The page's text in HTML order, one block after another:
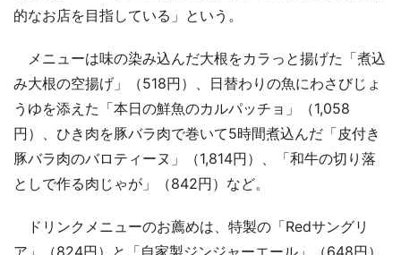
的なお店を目指している」という。
メニューは味の染み込んだ大根をカラっと揚げた「煮込
み大根の空揚げ」（518円）、日替わりの魚にわさびじょ
うゆを添えた「本日の鮮魚のカルパッチョ」（1,058
円）、ひき肉を豚バラ肉で巻いて5時間煮込んだ「皮付き
豚バラ肉のバロティーヌ」（1,814円）、「和牛の切り落
としで作る肉じゃが」（842円）など。
ドリンクメニューのお薦めは、特製の「Redサングリ
ア」（824円）と「自家製ジンジャーエール」（648円）